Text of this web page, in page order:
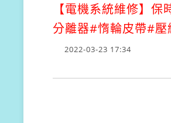
【電機系統維修】 保
分離器#惰輪皮帶#
2022-03-23 17:34